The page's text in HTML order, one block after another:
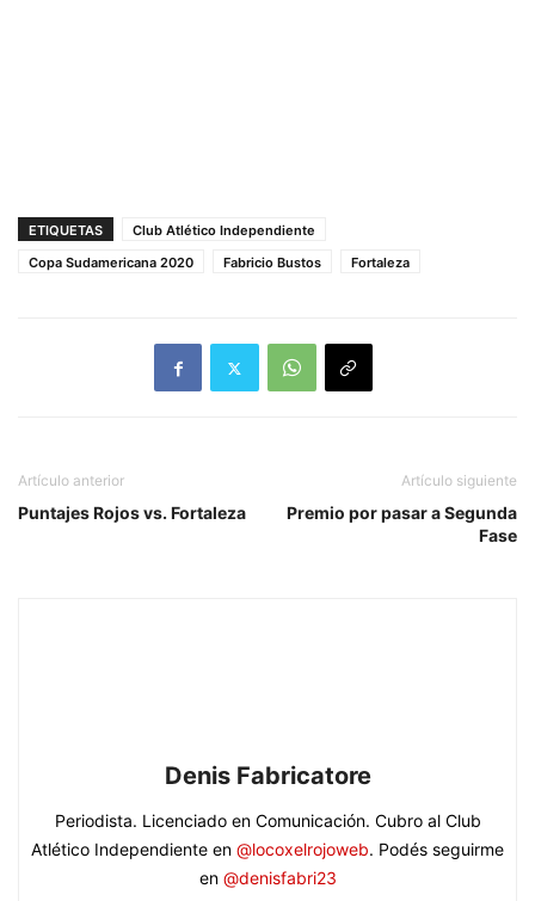
ETIQUETAS
Club Atlético Independiente
Copa Sudamericana 2020
Fabricio Bustos Fortaleza
Artículo anterior
Puntajes Rojos vs. Fortaleza
Artículo siguiente
Premio por pasar a Segunda
Fase
Denis Fabricatore
Periodista. Licenciado en Comunicación. Cubro al Club
Atlético Independiente en @locoxelrojoweb. Podés seguirme
en @denisfabri23